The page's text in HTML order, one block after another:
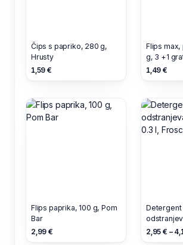
Čips s papriko, 280 g,
Hrusty
1,59 €
Flips max,
g, 3 +1
1,49 €
Flips paprika, 100 g, Pom
Bar
2,99 €
Detergent
0.3 l,
2,95 € –